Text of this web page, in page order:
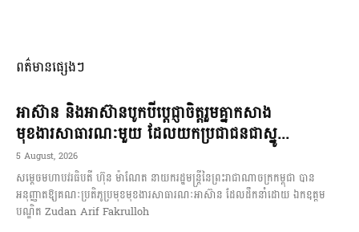
ពត៌មានផ្សេងៗ
អាស៊ាន និងអាស៊ានបូកបីប្តេជ្ញាចិត្តរួមគ្នាកសាង
មុខងារសាធារណៈមួយ ដែលយកប្រជាជនជាស្នូ...
5 August, 2026
សម្តេចមហាបវរធិបតី ហ៊ុន ម៉ាណែត នាយករដ្ឋមន្ត្រីនៃព្រះរាជាណាចក្រកម្ពុជា បាន
អនុញ្ញាតឱ្យគណៈប្រតិភូប្រមុខមុខងារសាធារណៈអាស៊ាន ដែលដឹកនាំដោយ ឯកឧត្តម
បណ្ឌិត Zudan Arif Fakrulloh